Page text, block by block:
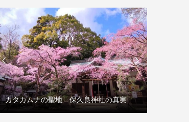

カタカムナの聖地 保久良神社の真実
